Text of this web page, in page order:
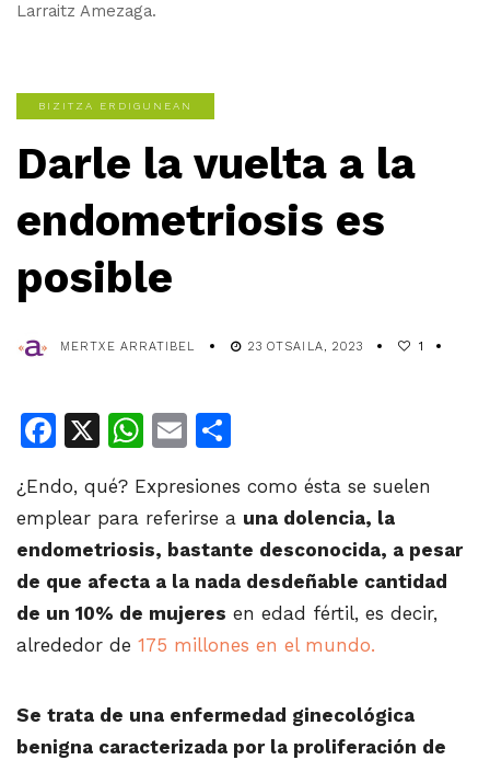
Larraitz Amezaga.
BIZITZA ERDIGUNEAN
Darle la vuelta a la
endometriosis es
posible
MERTXE ARRATIBEL 23 OTSAILA, 2023 1
Facebook
X WhatsApp
Email
¿Endo, qué? Expresiones como ésta se suelen
emplear para referirse a una dolencia, la
endometriosis, bastante desconocida, a pesar
de que afecta a la nada desdeñable cantidad
de un 10% de mujeres en edad fértil, es decir,
alrededor de 175 millones en el mundo.
Se trata de una enfermedad ginecológica
benigna caracterizada por la proliferación de